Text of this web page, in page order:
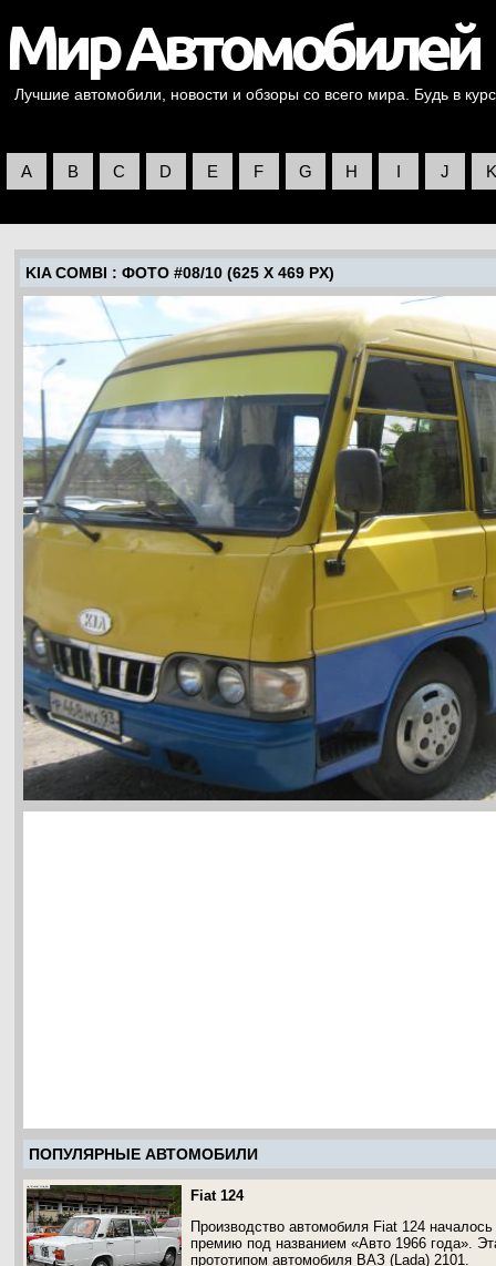
Лучшие автомобили, новости и обзоры со всего мира. Будь в
A B C D E F G H I J K
KIA COMBI : ФОТО #08/10 (625 X 469 PX)
ПОПУЛЯРНЫЕ АВТОМОБИЛИ
Fiat 124
Производство автомобиля Fiat 124
премию под названием «Авто 1966 года».
прототипом автомобиля ВАЗ (Lada) 2101.